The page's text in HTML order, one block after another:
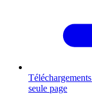
Téléchargements
seule page